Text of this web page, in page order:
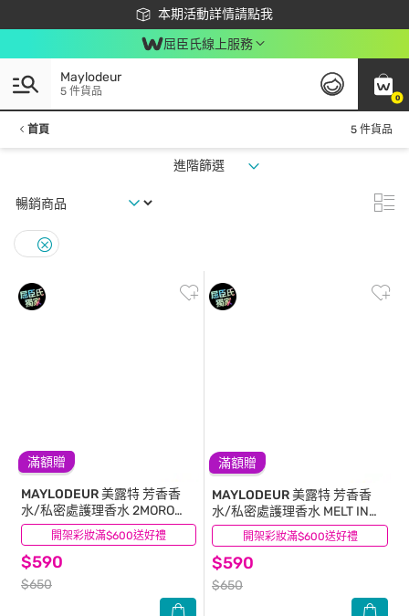
本期活動詳情請點我
下載app最高回饋$350
屈臣氏線上服務
0
Maylodeur
5 件貨品
首頁 5 件貨品
進階篩選
滿額贈
開架彩妝滿$600送好禮
MAYLODEUR美露特 芳香香
水/私密處護理香水 2MORO
7ml
$590
$650
(0)
滿額贈
開架彩妝滿$600送好禮
MAYLODEUR美露特 芳香香
水/私密處護理香水 MELT IN
7ml
$590
$650
(0)